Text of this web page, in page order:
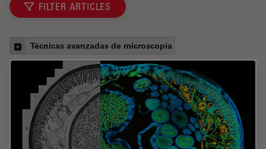
FILTER ARTICLES
Técnicas avanzadas de microscopía